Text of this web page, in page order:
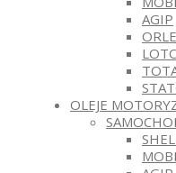
AGIP
OLEJE